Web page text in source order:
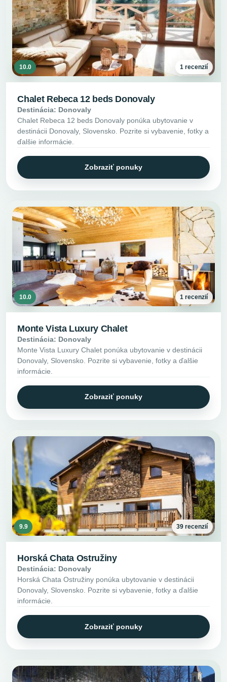
10.0 1 recenzií
Chalet Rebeca 12 beds Donovaly
Destinácia: Donovaly
Chalet Rebeca 12 beds Donovaly ponúka ubytovanie v
destinácii Donovaly, Slovensko. Pozrite si vybavenie, fotky a
ďalšie informácie.
Zobraziť ponuky
10.0 1 recenzií
Monte Vista Luxury Chalet
Destinácia: Donovaly
Monte Vista Luxury Chalet ponúka ubytovanie v destinácii
Donovaly, Slovensko. Pozrite si vybavenie, fotky a ďalšie
informácie.
Zobraziť ponuky
9.9 39 recenzií
Horská Chata Ostružiny
Destinácia: Donovaly
Horská Chata Ostružiny ponúka ubytovanie v destinácii
Donovaly, Slovensko. Pozrite si vybavenie, fotky a ďalšie
informácie.
Zobraziť ponuky